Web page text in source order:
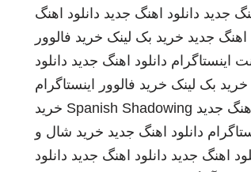
جدید دانلود اهنگ جدید دانلود اهنگ
اهنگ جدید خرید بک لینک خرید فالوور
اینستاگرام دانلود اهنگ جدید دانلود
خرید بک لینک خرید فالوور اینستاگرام
جدید Spanish Shadowing خرید
دانلود اهنگ جدید خرید شال و
اهنگ جدید دانلود اهنگ جدید دانلود